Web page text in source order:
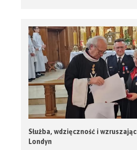
Służba, wdzięczność i
Londyn